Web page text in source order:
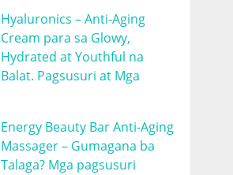
Hyaluronics – Anti-Aging
Cream para sa Glowy,
Hydrated at Youthful na
Balat. Pagsusuri at Mga
Energy Beauty Bar Anti-Aging
Massager – Gumagana ba
Talaga? Mga pagsusuri